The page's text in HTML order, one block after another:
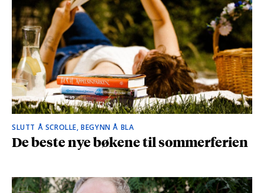
SLUTT Å SCROLLE, BEGYNN Å BLA
De beste nye bøkene til sommerferien